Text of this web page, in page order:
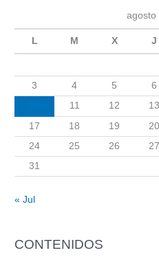
agosto
L M X J
3
4 5 6
11 12 13
17
18 19 20
24
25 26 27
31
« Jul
CONTENIDOS